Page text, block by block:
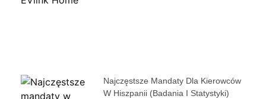
Najczęstsze Mandaty Dla Kierowców
W Hiszpanii (badania I Statystyki)